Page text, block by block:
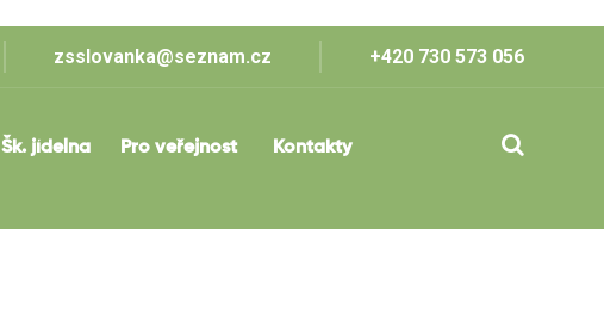
zsslovanka@seznam.cz +420 730 573 056
Šk. jídelna Pro veřejnost Kontakty